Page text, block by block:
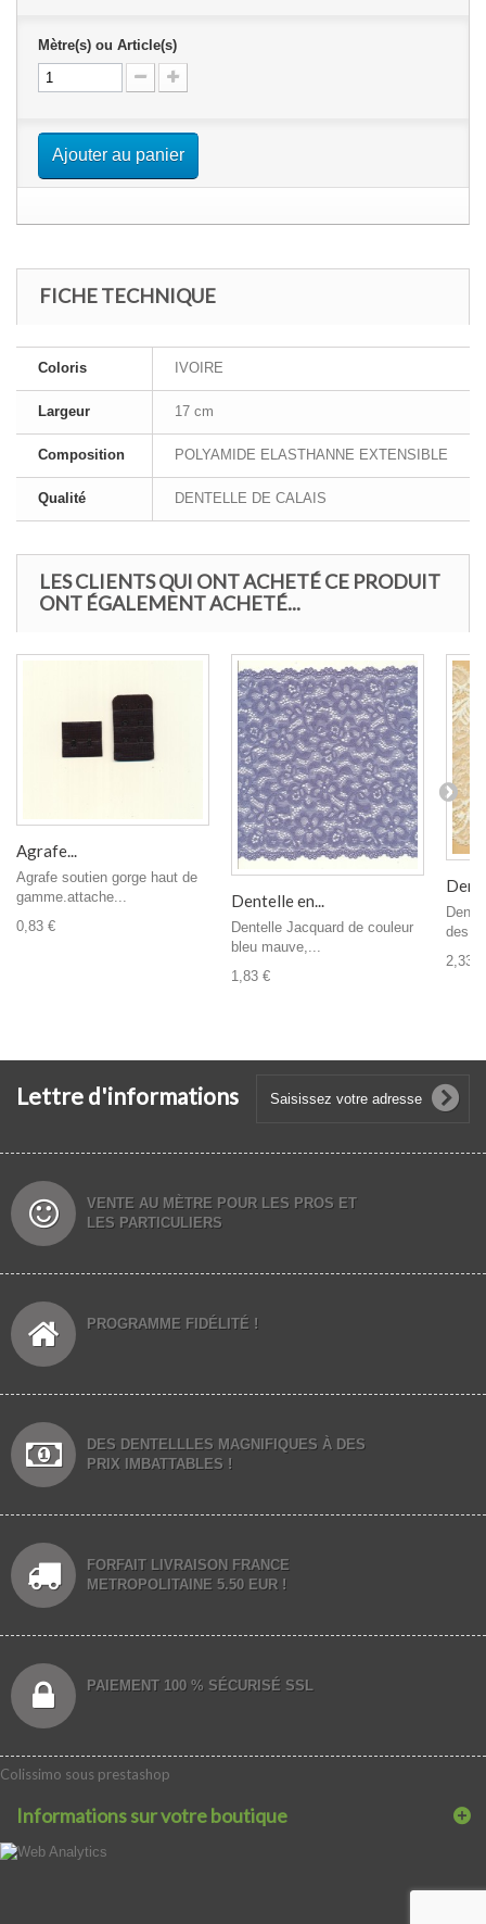
Mètre(s) ou Article(s)
Ajouter au panier
FICHE TECHNIQUE
Coloris IVOIRE
Largeur 17 cm
Composition POLYAMIDE ELASTHANNE EXTENSIBLE
Qualité DENTELLE DE CALAIS
LES CLIENTS QUI ONT ACHETÉ CE PRODUIT
ONT ÉGALEMENT ACHETÉ...
Agrafe...
Agrafe soutien gorge haut de
gamme.attache...
0,83 €
Dentelle en...
Dentelle Jacquard de couleur
bleu mauve,...
1,83 €
des
2,33 €
Lettre d'informations
VENTE AU MÈTRE POUR LES PROS ET
LES PARTICULIERS
PROGRAMME FIDÉLITÉ !
DES DENTELLLES MAGNIFIQUES À DES
PRIX IMBATTABLES !
FORFAIT LIVRAISON FRANCE
METROPOLITAINE 5.50 EUR !
PAIEMENT 100 % SÉCURISÉ SSL
Colissimo sous prestashop
Informations sur votre boutique